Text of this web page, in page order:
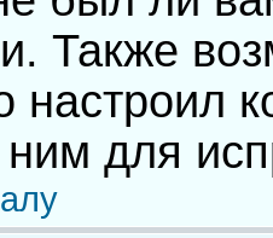
Также
настроил
для